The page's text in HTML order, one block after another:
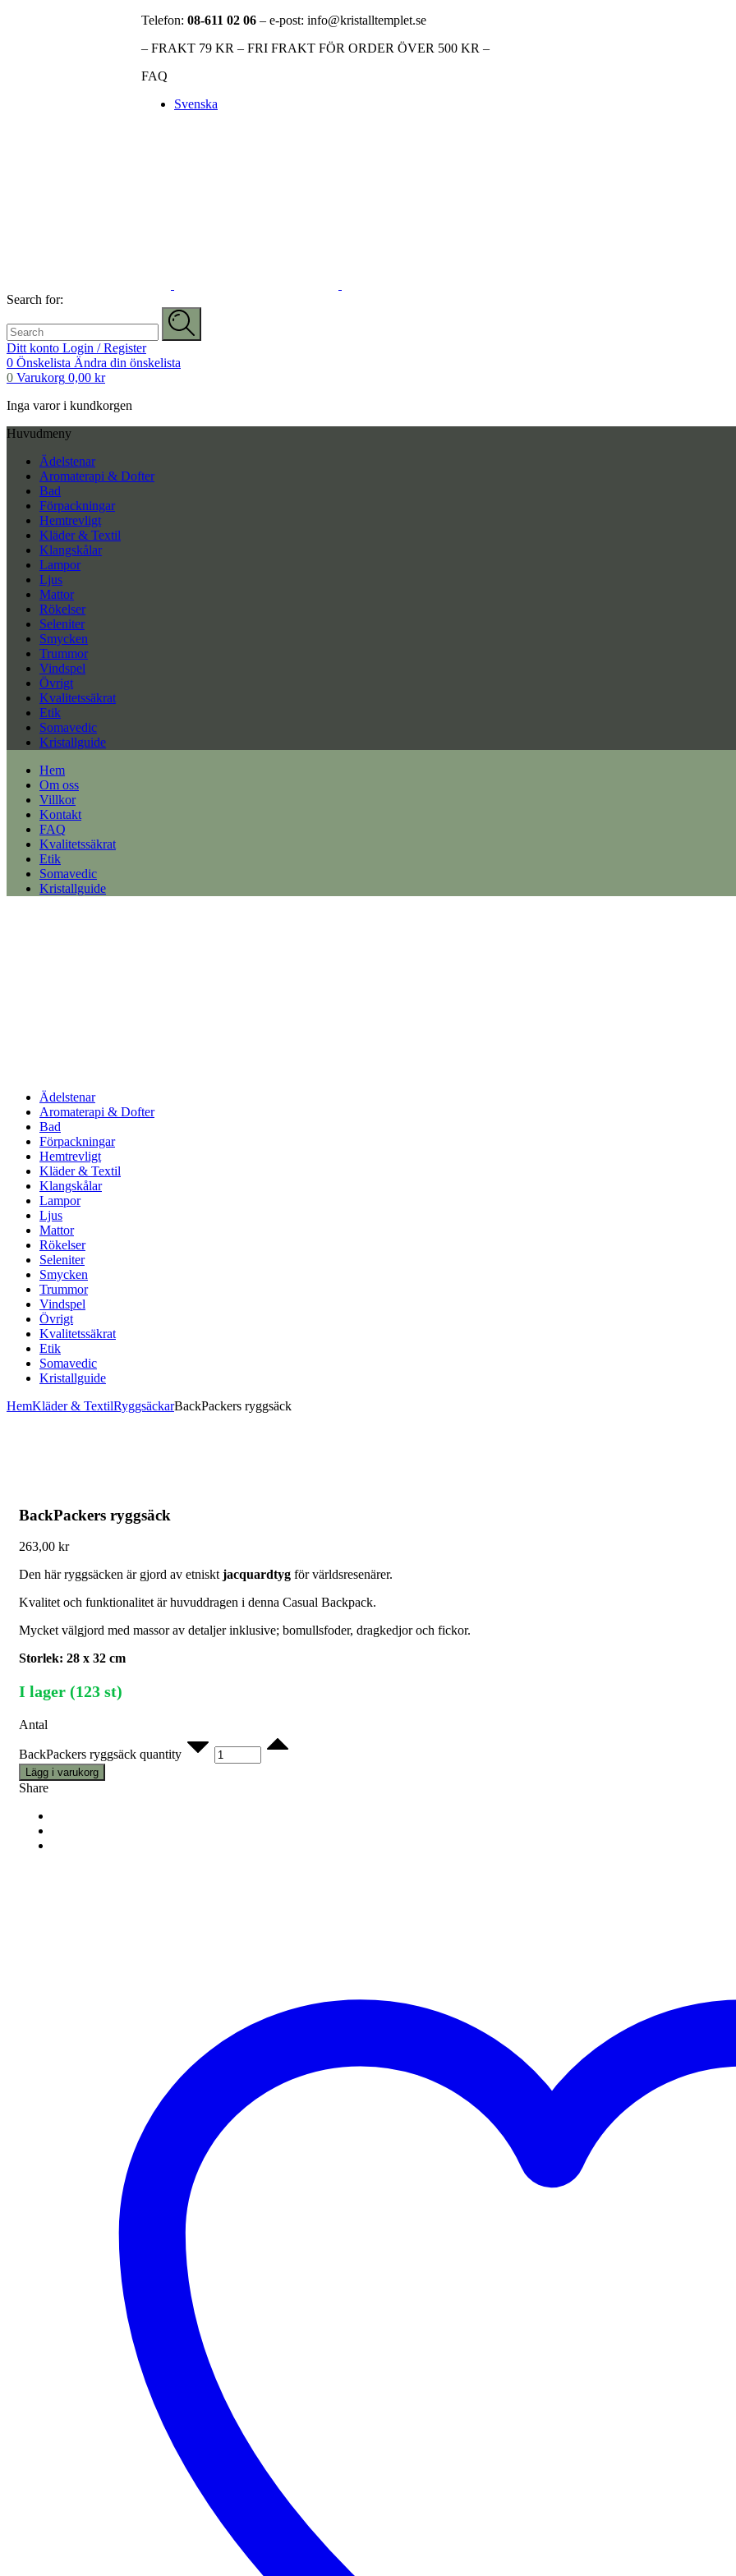
Telefon: 08-611 02 06 – e-post: info@kristalltemplet.se
– FRAKT 79 KR – FRI FRAKT FÖR ORDER ÖVER 500 KR –
FAQ
Svenska
Search for:
Ditt konto Login / Register
0 Önskelista Ändra din önskelista
0 Varukorg 0,00 kr
Inga varor i kundkorgen
Huvudmeny
Ädelstenar
Aromaterapi & Dofter
Bad
Förpackningar
Hemtrevligt
Kläder & Textil
Klangskålar
Lampor
Ljus
Mattor
Rökelser
Seleniter
Smycken
Trummor
Vindspel
Övrigt
Kvalitetssäkrat
Etik
Somavedic
Kristallguide
Hem
Om oss
Villkor
Kontakt
FAQ
Kvalitetssäkrat
Etik
Somavedic
Kristallguide
Ädelstenar
Aromaterapi & Dofter
Bad
Förpackningar
Hemtrevligt
Kläder & Textil
Klangskålar
Lampor
Ljus
Mattor
Rökelser
Seleniter
Smycken
Trummor
Vindspel
Övrigt
Kvalitetssäkrat
Etik
Somavedic
Kristallguide
HemKläder & TextilRyggsäckarBackPackers ryggsäck
BackPackers ryggsäck
263,00 kr
Den här ryggsäcken är gjord av etnisktjacquardtyg för världsresenärer.
Kvalitet och funktionalitet är huvuddragen i denna Casual Backpack.
Mycket välgjord med massor av detaljer inklusive; bomullsfoder, dragkedjor och fickor.
Storlek: 28 x 32 cm
I lager (123 st)
Antal
BackPackers ryggsäck quantity
Lägg i varukorg
Share